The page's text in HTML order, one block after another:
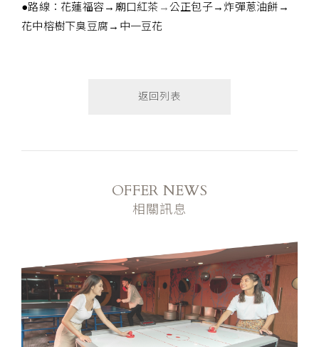
●路線：花蓮福容→廟口紅茶 →公正包子→炸彈蔥油餅→
花中榕樹下臭豆腐→中一豆花
返回列表
OFFER NEWS
相關訊息